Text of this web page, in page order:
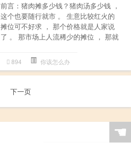
前言：猪肉摊多少钱？猪肉汤多少钱 ，
这个也要随行就市 。 生意比较红火的
摊位可不好求 ， 那个价格就是人家说
了 。 那市场上人流稀少的摊位 ， 那就
894 你该怎么办
下一页
☚